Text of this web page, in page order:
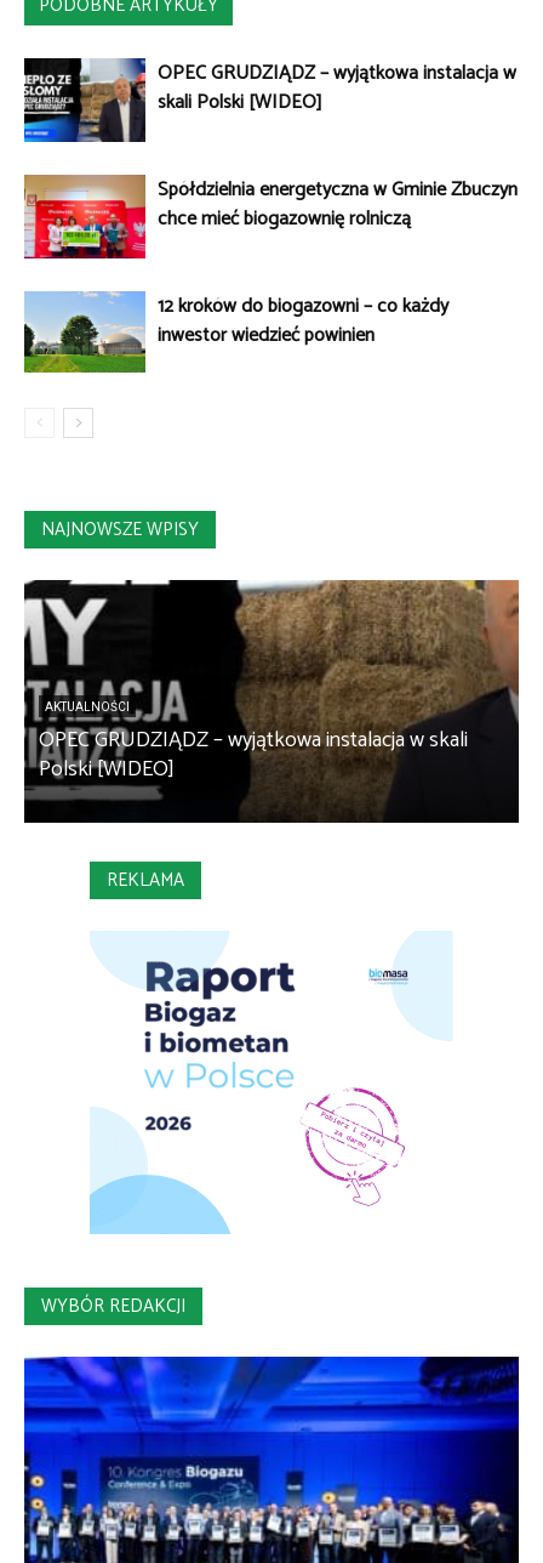
OPEC GRUDZIĄDZ – wyjątkowa instalacja w
skali Polski [WIDEO]
Spółdzielnia energetyczna w Gminie Zbuczyn
chce mieć biogazownię rolniczą
12 kroków do biogazowni – co każdy
inwestor wiedzieć powinien
NAJNOWSZE WPISY
AKTUALNOŚCI
OPEC GRUDZIĄDZ – wyjątkowa instalacja w skali
Polski [WIDEO]
REKLAMA
WYBÓR REDAKCJI